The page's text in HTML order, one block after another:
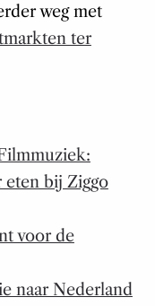
weg met
ter
eten bij Ziggo
voor de
naar Nederland